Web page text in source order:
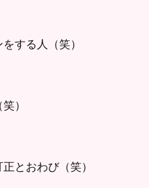
する人（笑）
）
とおわび（笑）